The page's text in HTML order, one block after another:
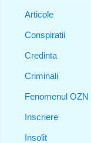
Articole
Conspiratii
Credinta
Criminali
Fenomenul OZN
Inscriere
Insolit